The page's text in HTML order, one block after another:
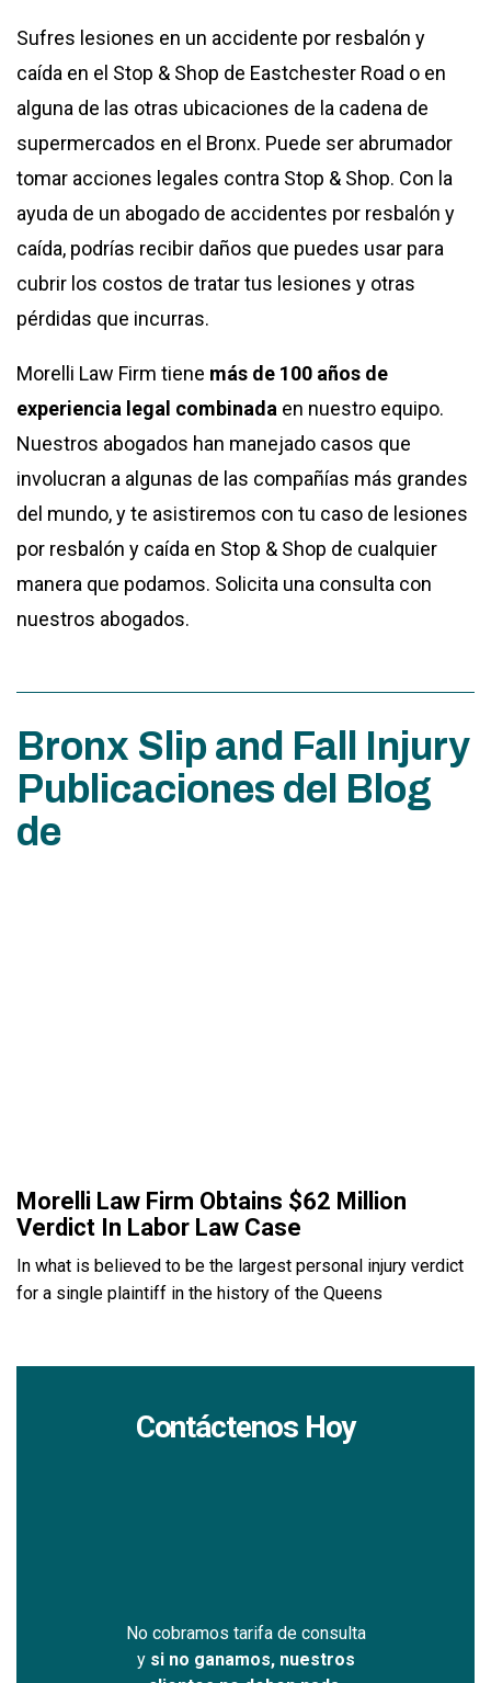
Sufres lesiones en un accidente por resbalón y
caída en el Stop & Shop de Eastchester Road o en
alguna de las otras ubicaciones de la cadena de
supermercados en el Bronx. Puede ser abrumador
tomar acciones legales contra Stop & Shop. Con la
ayuda de un abogado de accidentes por resbalón y
caída, podrías recibir daños que puedes usar para
cubrir los costos de tratar tus lesiones y otras
pérdidas que incurras.
Morelli Law Firm tiene más de 100 años de
experiencia legal combinada en nuestro equipo.
Nuestros abogados han manejado casos que
involucran a algunas de las compañías más grandes
del mundo, y te asistiremos con tu caso de lesiones
por resbalón y caída en Stop & Shop de cualquier
manera que podamos. Solicita una consulta con
nuestros abogados.
Bronx Slip and Fall Injury
Publicaciones del Blog
de
Morelli Law Firm Obtains $62 Million
Verdict In Labor Law Case
In what is believed to be the largest personal injury verdict
for a single plaintiff in the history of the Queens
Contáctenos Hoy
No cobramos tarifa de consulta
y si no ganamos, nuestros